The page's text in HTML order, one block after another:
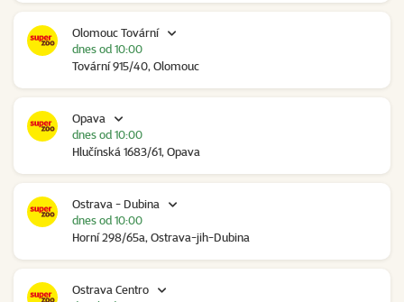
Olomouc Tovární
Tovární 915/40, Olomouc
dnes od 10:00
Opava
Hlučínská 1683/61, Opava
dnes od 10:00
Ostrava - Dubina
Horní 298/65a, Ostrava-jih-Dubina
dnes od 10:00
Ostrava Centro